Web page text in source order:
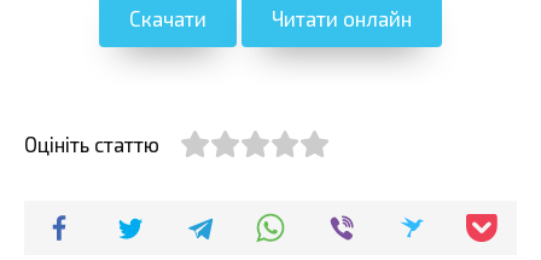
Скачати Читати онлайн
Оцініть статтю